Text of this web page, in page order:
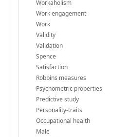
Workaholism
Work engagement
Work
Validity
Validation
Spence
Satisfaction
Robbins measures
Psychometric properties
Predictive study
Personality-traits
Occupational health
Male